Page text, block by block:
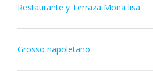
Restaurante y Terraza Mona lisa
Grosso napoletano